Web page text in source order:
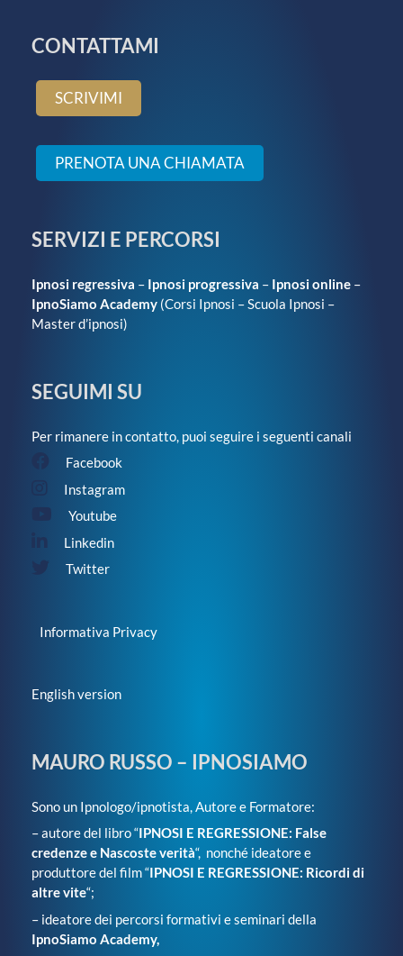
CONTATTAMI
SCRIVIMI
PRENOTA UNA CHIAMATA
SERVIZI E PERCORSI
Ipnosi regressiva – Ipnosi progressiva – Ipnosi online –
IpnoSiamo Academy (Corsi Ipnosi –Scuola Ipnosi –
Master d’ipnosi)
SEGUIMI SU
Per rimanere in contatto, puoi seguire i seguenti canali
Facebook
Instagram
Youtube
Linkedin
Twitter
Informativa Privacy
English version
MAURO RUSSO – IPNOSIAMO
Sono un Ipnologo/ipnotista, Autore e Formatore:
– autore del libro “IPNOSI E REGRESSIONE: False
credenze e Nascoste verità“, nonché ideatore e
produttore del film “IPNOSI E REGRESSIONE: Ricordi di
altre vite“;
– ideatore dei percorsi formativi e seminari della
IpnoSiamo Academy,